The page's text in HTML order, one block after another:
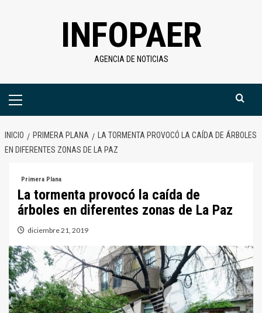
INFOPAER
AGENCIA DE NOTICIAS
Menú
INICIO PRIMERA PLANA
LA TORMENTA PROVOCÓ LA CAÍDA DE ÁRBOLES
EN DIFERENTES ZONAS DE LA PAZ
Primera Plana
La tormenta provocó la caída de
árboles en diferentes zonas de La Paz
diciembre 21, 2019